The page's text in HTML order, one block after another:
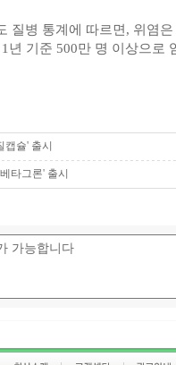
질병 통계에 따르면, 위염
년 기준 500만 명 이상으로
슐' 출시
타그론' 출시